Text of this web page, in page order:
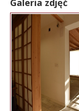
Galeria zdjęć